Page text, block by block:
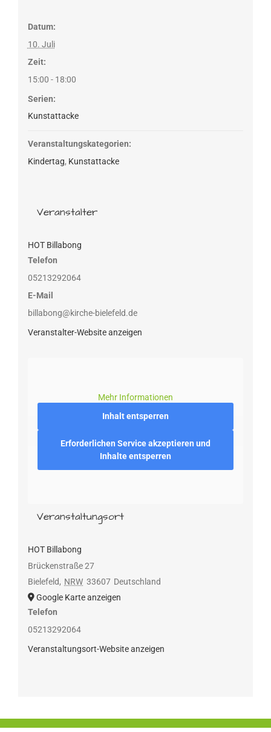
Datum:
10. Juli
Zeit:
15:00 - 18:00
Serien:
Kunstattacke
Veranstaltungskategorien:
Kindertag, Kunstattacke
Veranstalter
HOT Billabong
Telefon
05213292064
E-Mail
billabong@kirche-bielefeld.de
Veranstalter-Website anzeigen
Veranstaltungsort
HOT Billabong
Brückenstraße 27
Bielefeld, NRW 33607 Deutschland
Google Karte anzeigen
Telefon
05213292064
Veranstaltungsort-Website anzeigen
Mehr Informationen
Inhalt entsperren
Erforderlichen Service akzeptieren und
Inhalte entsperren